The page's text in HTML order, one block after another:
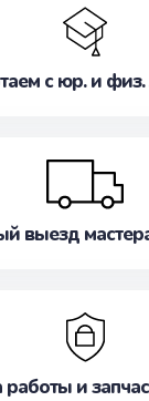
с юр. и
выезд
работы и